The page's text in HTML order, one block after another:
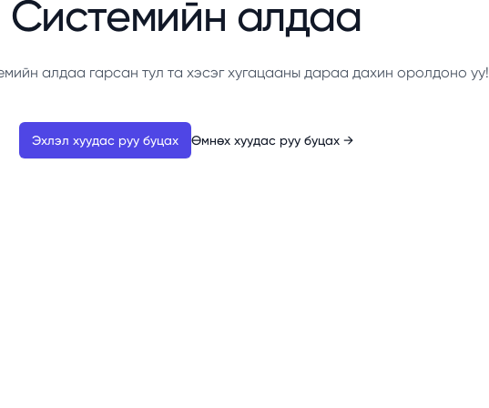
Системийн алдаа
алдаа гарсан тул та хэсэг хугацааны дараа дахин оролдоно уу!
Эхлэл хуудас руу буцах Өмнөх хуудас руу буцах →